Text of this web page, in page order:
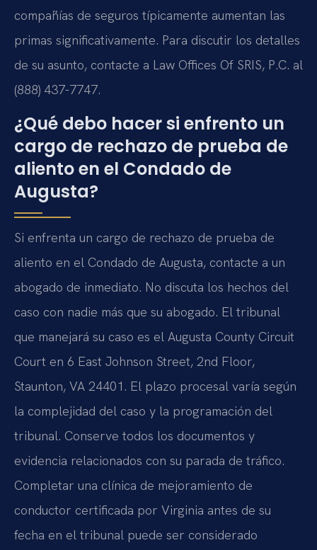
compañías de seguros típicamente aumentan las
primas significativamente. Para discutir los detalles
de su asunto, contacte a Law Offices Of SRIS, P.C. al
(888) 437-7747.
¿Qué debo hacer si enfrento un
cargo de rechazo de prueba de
aliento en el Condado de
Augusta?
Si enfrenta un cargo de rechazo de prueba de
aliento en el Condado de Augusta, contacte a un
abogado de inmediato. No discuta los hechos del
caso con nadie más que su abogado. El tribunal
que manejará su caso es el Augusta County Circuit
Court en 6 East Johnson Street, 2nd Floor,
Staunton, VA 24401. El plazo procesal varía según
la complejidad del caso y la programación del
tribunal. Conserve todos los documentos y
evidencia relacionados con su parada de tráfico.
Completar una clínica de mejoramiento de
conductor certificada por Virginia antes de su
fecha en el tribunal puede ser considerado